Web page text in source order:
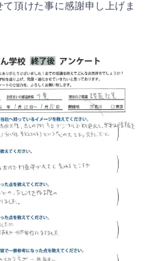
頂けた事に感謝申し上げま